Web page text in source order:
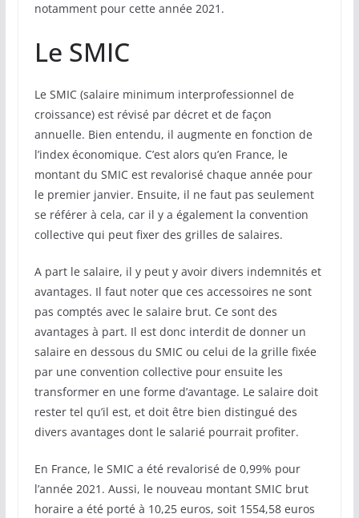
notamment pour cette année 2021.
Le SMIC
Le SMIC (salaire minimum interprofessionnel de
croissance) est révisé par décret et de façon
annuelle. Bien entendu, il augmente en fonction de
l’index économique. C’est alors qu’en France, le
montant du SMIC est revalorisé chaque année pour
le premier janvier. Ensuite, il ne faut pas seulement
se référer à cela, car il y a également la convention
collective qui peut fixer des grilles de salaires.
A part le salaire, il y peut y avoir divers indemnités et
avantages. Il faut noter que ces accessoires ne sont
pas comptés avec le salaire brut. Ce sont des
avantages à part. Il est donc interdit de donner un
salaire en dessous du SMIC ou celui de la grille fixée
par une convention collective pour ensuite les
transformer en une forme d’avantage. Le salaire doit
rester tel qu’il est, et doit être bien distingué des
divers avantages dont le salarié pourrait profiter.
En France, le SMIC a été revalorisé de 0,99% pour
l’année 2021. Aussi, le nouveau montant SMIC brut
horaire a été porté à 10,25 euros, soit 1554,58 euros